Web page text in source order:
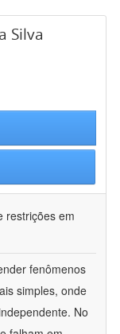
Silva
restrições em
fenômenos
simples, onde
No